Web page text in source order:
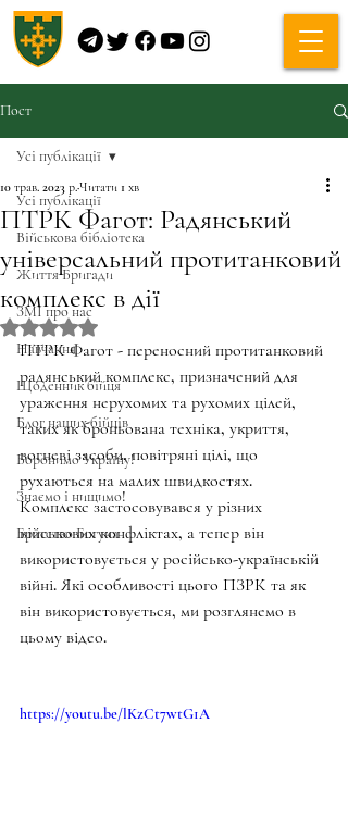
Пост
Усі публікації
Військова бібліотека
Життя Бригади
ЗМІ про нас
Навчання
Щоденник бійця
Блог наших бійців
Боронимо Україну!
Знаємо і нищимо!
Братство Богуна
Усі публікації
ПТРК Фагот: Радянський
універсальний протитанковий
комплекс в дії
10 трав. 2023 р.Читати 1 хв
Оцінка: NaN з 5 зірок.
ПТРК Фагот - переносний протитанковий
радянський комплекс, призначений для
ураження нерухомих та рухомих цілей,
таких як броньована техніка, укриття,
вогневі засоби, повітряні цілі, що
рухаються на малих швидкостях.
Комплекс застосовувався у різних
військових конфліктах, а тепер він
використовується у російсько-українській
війні. Які особливості цього ПЗРК та як
він використовується, ми розглянемо в
цьому відео.
https://youtu.be/lKzCt7wtG1A